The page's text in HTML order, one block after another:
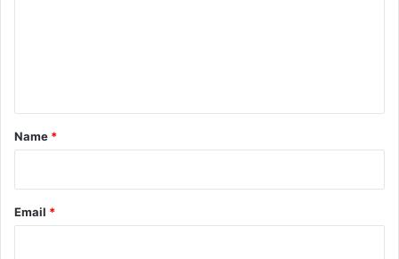
*
Name *
Email *